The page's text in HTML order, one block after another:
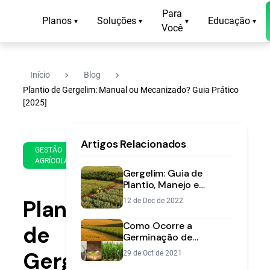
Planos ▾ Soluções ▾
Para
Você
▾ Educação ▾
Início navigate_next Blog navigate_next
Plantio de Gergelim: Manual ou Mecanizado? Guia Prático
[2025]
GESTÃO
AGRÍCOLA
de
de
2025
min
leitura
Plantio
de
Gergelim:
Artigos Relacionados
Gergelim: Guia de
Plantio, Manejo e
Colheita [2025] | Aegro
12 de Dec de 2022
Como Ocorre a
Germinação de
Sementes: Guia | Aegro
29 de Oct de 2021